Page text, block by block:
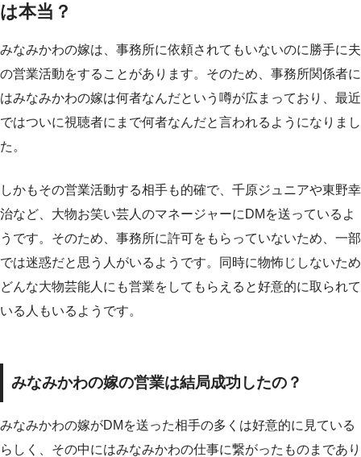
は本当？
みなみかわの嫁は、事務所に依頼されてもいないのに勝手に夫
の営業活動をすることがあります。そのため、事務所関係者に
はみなみかわの嫁は何者なんだという噂が広まっており、最近
ではついに視聴者にまで何者なんだと言われるようになりまし
た。
しかもその営業活動する相手も的確で、千原ジュニアや東野幸
治など、大物お笑い芸人のマネージャーにDMを送っているよ
うです。そのため、事務所に許可をもらっていないため、一部
では迷惑だと思う人がいるようです。同時に物怖じしないため
どんな大物芸能人にも営業をしてもらえると好意的に取られて
いる人もいるようです。
みなみかわの嫁の営業は結局成功したの？
みなみかわの嫁がDMを送った相手の多くは好意的に見ている
らしく、その中にはみなみかわの仕事に繋がったものまであり